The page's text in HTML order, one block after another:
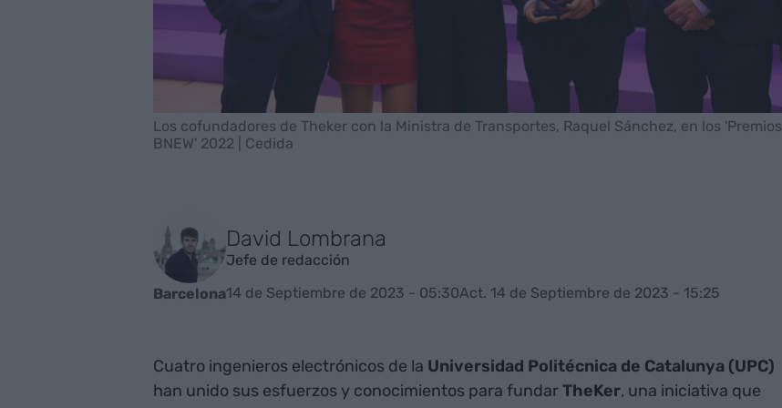
Los cofundadores de Theker con la Ministra de Transportes, Raquel Sánchez, en los 'Premios
BNEW' 2022 | Cedida
David Lombrana
Jefe de redacción
Barcelona14 de Septiembre de 2023 - 05:30Act. 14 de Septiembre de 2023 - 15:25
Cuatro ingenieros electrónicos de la Universidad Politécnica de Catalunya (UPC)
han unido sus esfuerzos y conocimientos para fundarTheKer, una iniciativa que